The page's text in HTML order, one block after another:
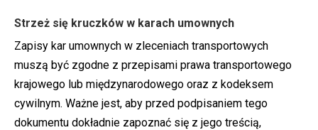
Strzeż się kruczków w karach umownych
Zapisy kar umownych w zleceniach transportowych
muszą być zgodne z przepisami prawa transportowego
krajowego lub międzynarodowego oraz z kodeksem
cywilnym. Ważne jest, aby przed podpisaniem tego
dokumentu dokładnie zapoznać się z jego treścią,